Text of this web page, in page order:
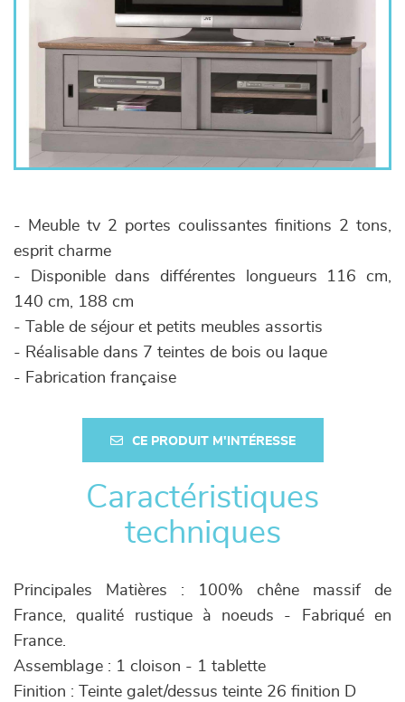
- Meuble tv 2 portes coulissantes finitions 2 tons,
esprit charme
- Disponible dans différentes longueurs 116 cm,
140 cm, 188 cm
- Table de séjour et petits meubles assortis
- Réalisable dans 7 teintes de bois ou laque
- Fabrication française
CE PRODUIT M'INTÉRESSE
Caractéristiques
techniques
Principales Matières : 100% chêne massif de
France, qualité rustique à noeuds - Fabriqué en
France.
Assemblage : 1 cloison - 1 tablette
Finition : Teinte galet/dessus teinte 26 finition D